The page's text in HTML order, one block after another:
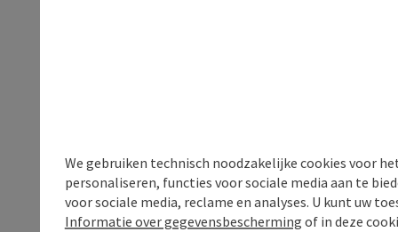
We gebruiken technisch noodzakelijke cookies voor
personaliseren, functies voor sociale media aan te
voor sociale media, reclame en analyses. U kunt uw
Informatie over gegevensbescherming of in deze